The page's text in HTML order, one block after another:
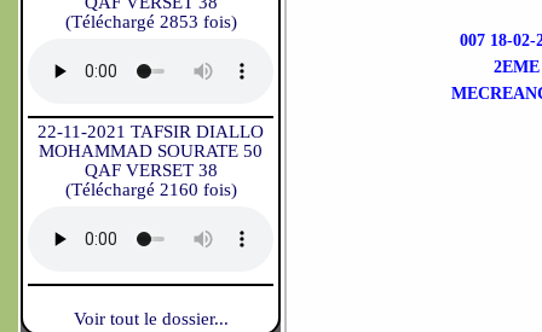
(Téléchargé 2853 fois)
22-11-2021 TAFSIR DIALLO
MOHAMMAD SOURATE 50
QAF VERSET 38
(Téléchargé 2160 fois)
Voir tout le dossier...
007 18-